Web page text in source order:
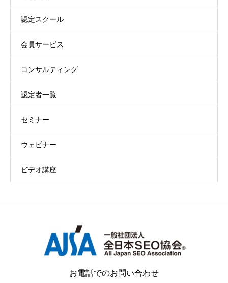
認定スクール
会員サービス
コンサルティング
認定者一覧
セミナー
ウェビナー
ビデオ講座
お電話でのお問い合わせ